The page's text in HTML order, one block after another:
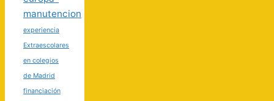
manutencion
experiencia
Extraescolares
en colegios
de Madrid
financiación